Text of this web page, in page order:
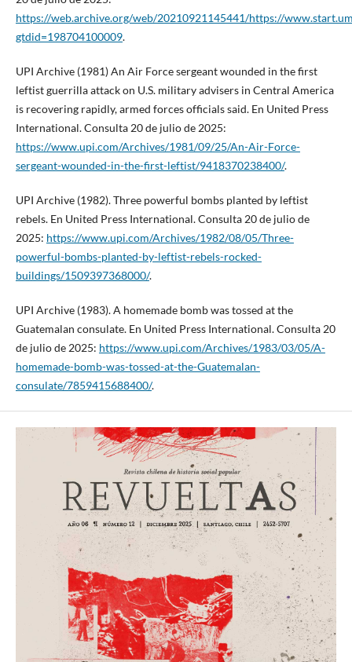
https://web.archive.org/web/20210921145441/https://
gtdid=198704100009.
UPI Archive (1981) An Air Force sergeant wounded in the first
leftist guerrilla attack on U.S. military advisers in Central America
is recovering rapidly, armed forces officials said. En United Press
International. Consulta 20 de julio de 2025:
https://www.upi.com/Archives/1981/09/25/An-Air-Force-
sergeant-wounded-in-the-first-leftist/9418370238400/.
UPI Archive (1982). Three powerful bombs planted by leftist
rebels. En United Press International. Consulta 20 de julio de
2025: https://www.upi.com/Archives/1982/08/05/Three-
powerful-bombs-planted-by-leftist-rebels-rocked-
buildings/1509397368000/.
UPI Archive (1983). A homemade bomb was tossed at the
Guatemalan consulate. En United Press International. Consulta 20
de julio de 2025: https://www.upi.com/Archives/1983/03/05/A-
homemade-bomb-was-tossed-at-the-Guatemalan-
consulate/7859415688400/.